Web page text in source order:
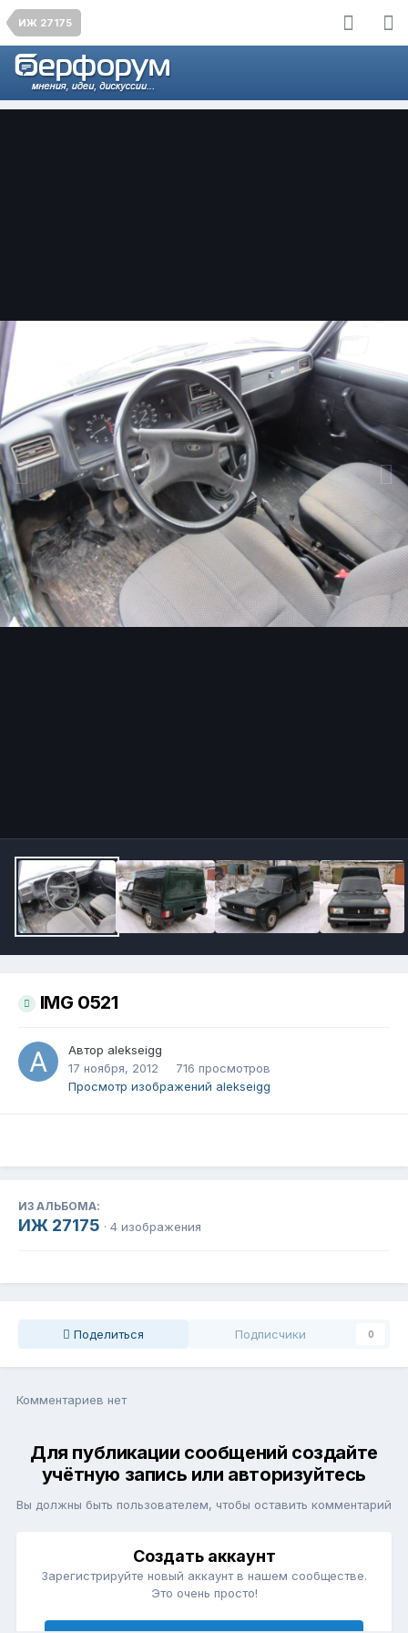
ИЖ 27175
IMG 0521
Автор alekseigg
17 ноября, 2012
716 просмотров
Просмотр изображений alekseigg
ИЗ АЛЬБОМА:
ИЖ 27175 · 4 изображения
Поделиться Подписчики 0
Комментариев нет
Для публикации сообщений создайте
учётную запись или авторизуйтесь
Вы должны быть пользователем, чтобы оставить комментарий
Создать аккаунт
Зарегистрируйте новый аккаунт в нашем сообществе.
Это очень просто!